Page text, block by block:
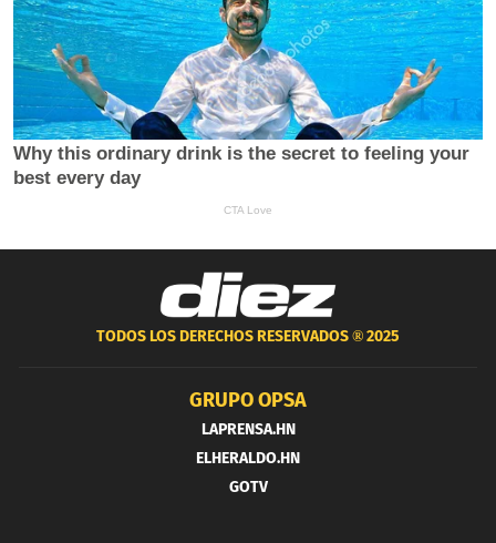
TODOS LOS DERECHOS RESERVADOS ®2025
GRUPO OPSA
LAPRENSA.HN
ELHERALDO.HN
GOTV